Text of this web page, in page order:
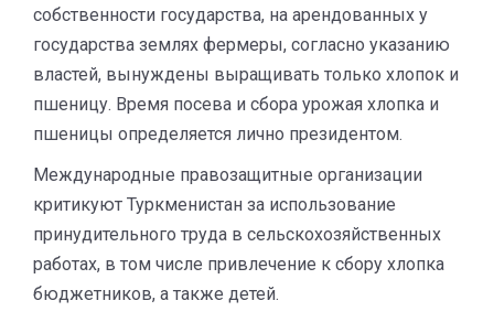
собственности государства, на арендованных у
государства землях фермеры, согласно указанию
властей, вынуждены выращивать только хлопок и
пшеницу. Время посева и сбора урожая хлопка и
пшеницы определяется лично президентом.
Международные правозащитные организации
критикуют Туркменистан за использование
принудительного труда в сельскохозяйственных
работах, в том числе привлечение к сбору хлопка
бюджетников, а также детей.